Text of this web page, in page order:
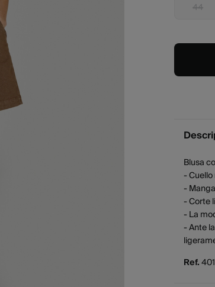
44
Blusa
-
-
- Corte
- La
- Ante
Ref.